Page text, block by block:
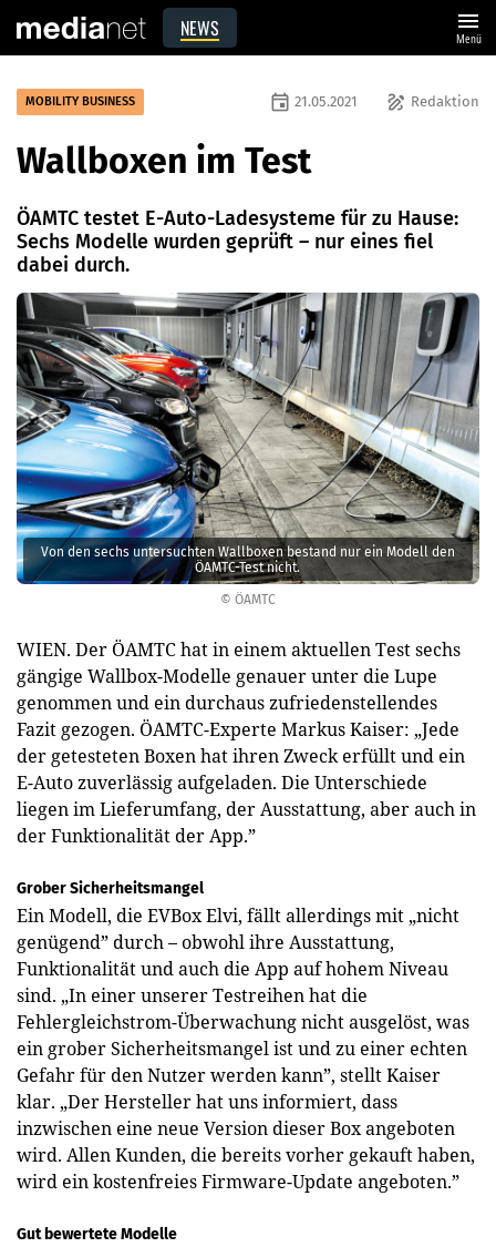
NEWS menu
Menü
© ÖAMTC
Von den sechs untersuchten Wallboxen bestand nur ein Modell den
ÖAMTC-Test nicht.
MOBILITY BUSINESS draw Redaktion
event 21.05.2021
Wallboxen im Test
ÖAMTC testet E-Auto-Ladesysteme für zu Hause:
Sechs Modelle wurden geprüft – nur eines fiel
dabei durch.
WIEN. Der ÖAMTC hat in einem aktuellen Test sechs
gängige Wallbox-Modelle genauer unter die Lupe
genommen und ein durchaus zufriedenstellendes
Fazit gezogen. ÖAMTC-Experte Markus Kaiser: „Jede
der getesteten Boxen hat ihren Zweck erfüllt und ein
E-Auto zuverlässig aufgeladen. Die Unterschiede
liegen im Lieferumfang, der Ausstattung, aber auch in
der Funktionalität der App.”
Grober Sicherheitsmangel
Ein Modell, die EVBox Elvi, fällt allerdings mit „nicht
genügend” durch – obwohl ihre Ausstattung,
Funktionalität und auch die App auf hohem Niveau
sind. „In einer unserer Testreihen hat die
Fehlergleichstrom-Überwachung nicht ausgelöst, was
ein grober Sicherheitsmangel ist und zu einer echten
Gefahr für den Nutzer werden kann”, stellt Kaiser
klar. „Der Hersteller hat uns informiert, dass
inzwischen eine neue Version dieser Box angeboten
wird. Allen Kunden, die bereits vorher gekauft haben,
wird ein kostenfreies Firmware-Update angeboten.”
Gut bewertete Modelle